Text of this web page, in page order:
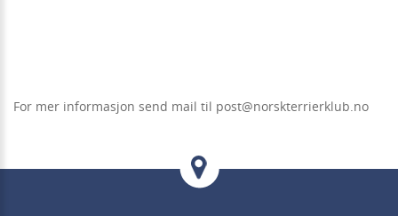
For mer informasjon send mail til post@norskterrierklub.no